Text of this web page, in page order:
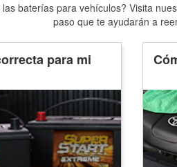
baterías para vehículos? Visita
paso que te ayudarán a
para mi